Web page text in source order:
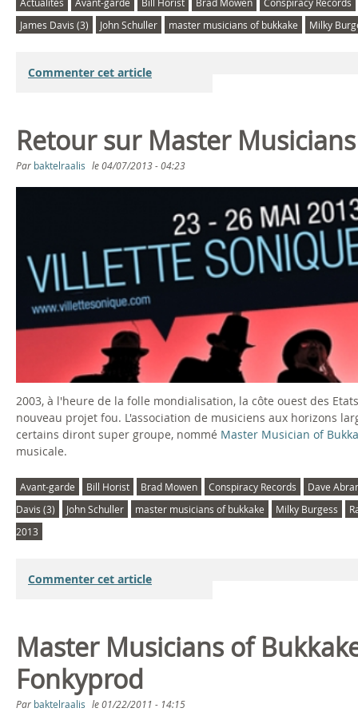
James Davis (3)
John Schuller master musicians of bukkake Milky
Commenter cet article
Retour sur Master
Par baktelraalis le04/07/2013 - 04:23
2003, à l'heure de la folle mondialisation, la côte ouest des
nouveau projet fou. L'association de musiciens aux horizons
certains diront super groupe, nommé Master Musician of
musicale.
Avant-garde Bill Horist Brad Mowen Conspiracy Records
Dave
Davis (3)
John Schuller master musicians of bukkake Milky Burgess
2013
Commenter cet article
Master Musicians of
Fonkyprod
Par baktelraalis le01/22/2011 - 14:15